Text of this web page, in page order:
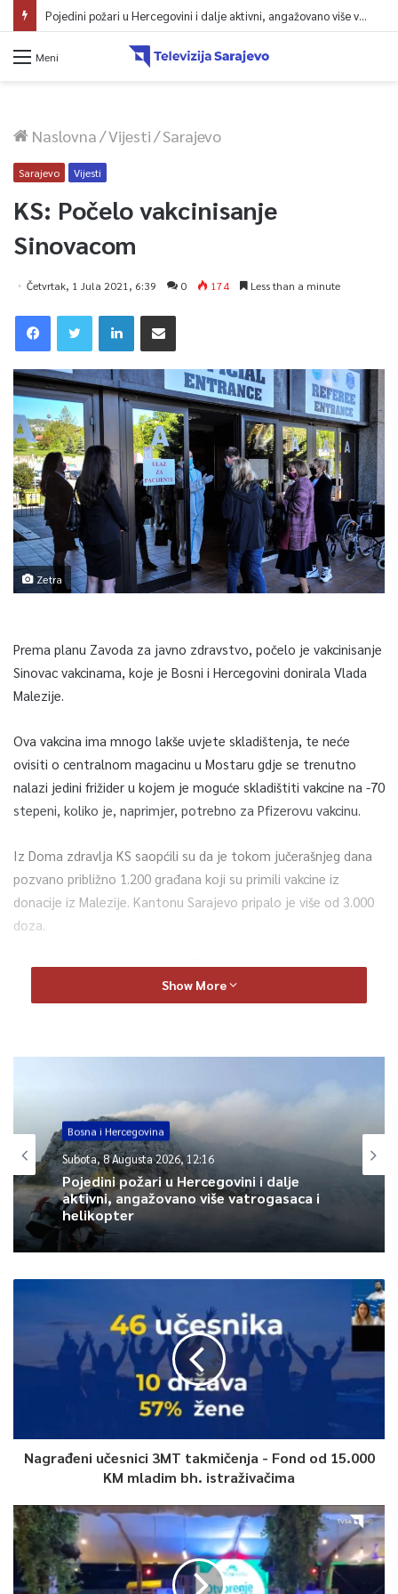
Pojedini požari u Hercegovini i dalje aktivni, angažovano više vatrogasaca i helikopter
Meni
Naslovna/Vijesti/Sarajevo
Sarajevo Vijesti
KS: Počelo vakcinisanje
Sinovacom
Četvrtak, 1 Jula 2021, 6:39 0 174 Less than a minute
Zetra
Prema planu Zavoda za javno zdravstvo, počelo je vakcinisanje
Sinovac vakcinama, koje je Bosni i Hercegovini donirala Vlada
Malezije.
Ova vakcina ima mnogo lakše uvjete skladištenja, te neće
ovisiti o centralnom magacinu u Mostaru gdje se trenutno
nalazi jedini frižider u kojem je moguće skladištiti vakcine na -70
stepeni, koliko je, naprimjer, potrebno za Pfizerovu vakcinu.
Iz Doma zdravlja KS saopćili su da je tokom jučerašnjeg dana
pozvano približno 1.200 građana koji su primili vakcine iz
donacije iz Malezije. Kantonu Sarajevo pripalo je više od 3.000
doza.
0
Show More
Bosna i Hercegovina
Subota, 8 Augusta 2026, 12:16
Pojedini požari u Hercegovini i dalje
aktivni, angažovano više vatrogasaca i
helikopter
Nagrađeni učesnici 3MT takmičenja - Fond od 15.000
KM mladim bh. istraživačima